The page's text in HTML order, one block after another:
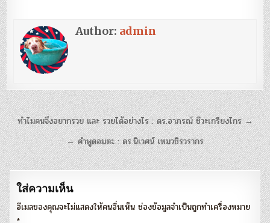
Author: admin
แนะแนว
เรื่อง
ทำไมคนจึงอยากรวย และ รวยได้อย่างไร : ดร.อาภรณ์ ชีวะเกรียงไกร →
← คำพูดอมตะ : ดร.นิเวศน์ เหมวชิรวรากร
ใส่ความเห็น
อีเมลของคุณจะไม่แสดงให้คนอื่นเห็น ช่องข้อมูลจำเป็นถูกทำเครื่องหมาย